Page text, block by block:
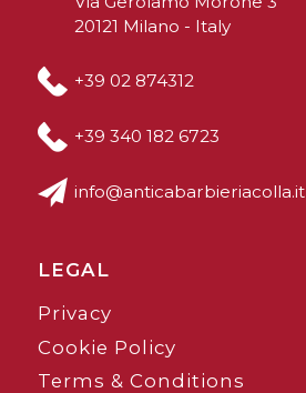
20121 Milano - Italy
+39 02 874312
+39 340 182 6723
info@anticabarbieriacolla.it
LEGAL
Privacy
Cookie Policy
Terms & Conditions